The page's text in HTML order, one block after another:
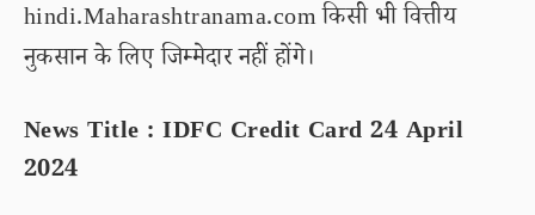
hindi.Maharashtranama.com किसी भी वित्तीय
नुकसान के लिए जिम्मेदार नहीं होंगे।
News Title : IDFC Credit Card 24 April
2024